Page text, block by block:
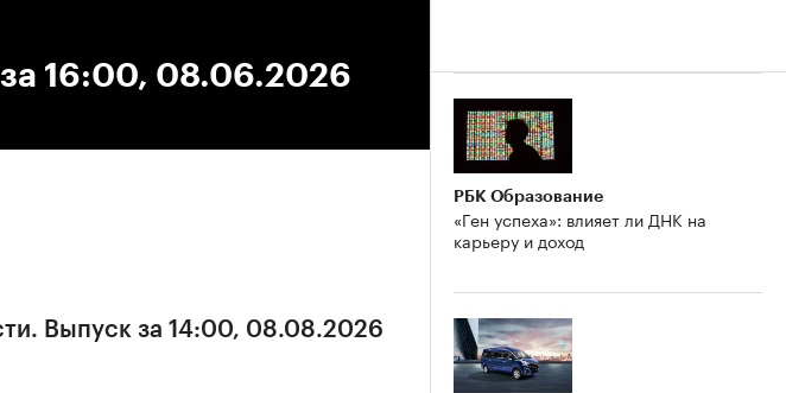
за 16:00, 08.06.2026
Выпуск за 14:00, 08.08.2026
РБК Образование
«Ген успеха»: влияет ли ДНК на
карьеру и доход